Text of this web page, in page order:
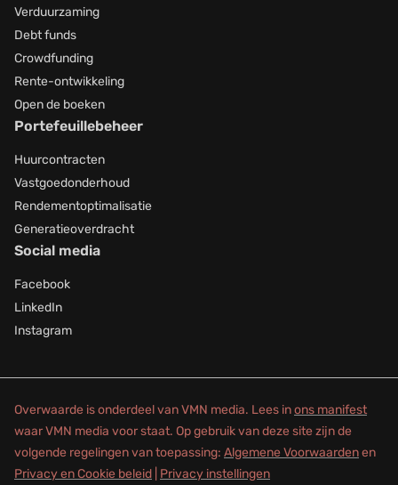
Verduurzaming
Debt funds
Crowdfunding
Rente-ontwikkeling
Open de boeken
Portefeuillebeheer
Huurcontracten
Vastgoedonderhoud
Rendementoptimalisatie
Generatieoverdracht
Social media
Facebook
LinkedIn
Instagram
Overwaarde is onderdeel van VMN media. Lees inons manifest
waar VMN media voor staat. Op gebruik van deze site zijn de
volgende regelingen van toepassing: Algemene Voorwaardenen
Privacy en Cookie beleid Privacy instellingen